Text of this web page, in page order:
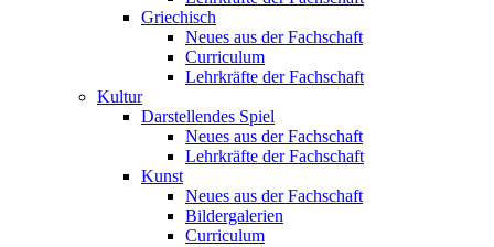
Griechisch
Neues aus der Fachschaft
Curriculum
Lehrkräfte der Fachschaft
Kultur
Darstellendes Spiel
Neues aus der Fachschaft
Lehrkräfte der Fachschaft
Kunst
Neues aus der Fachschaft
Bildergalerien
Curriculum